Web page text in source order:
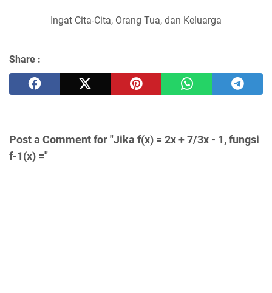
Ingat Cita-Cita, Orang Tua, dan Keluarga
Share :
Post a Comment for "Jika f(x) = 2x + 7/3x - 1, fungsi
f-1(x) ="